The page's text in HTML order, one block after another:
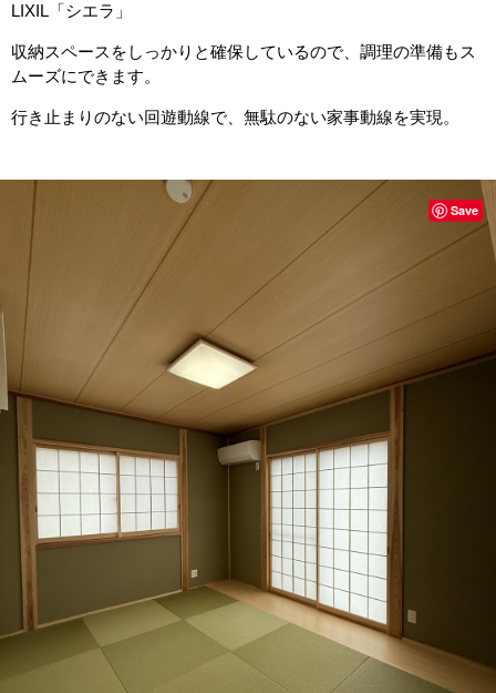
LIXIL「シエラ」
収納スペースをしっかりと確保しているので、調理の準備もス
ムーズにできます。
行き止まりのない回遊動線で、無駄のない家事動線を実現。
Save